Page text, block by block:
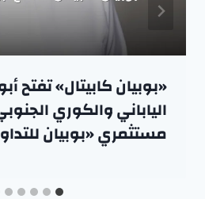
«بوبيان كابيتال» تفتح
الياباني والكوري
مستثمري «بوبيان